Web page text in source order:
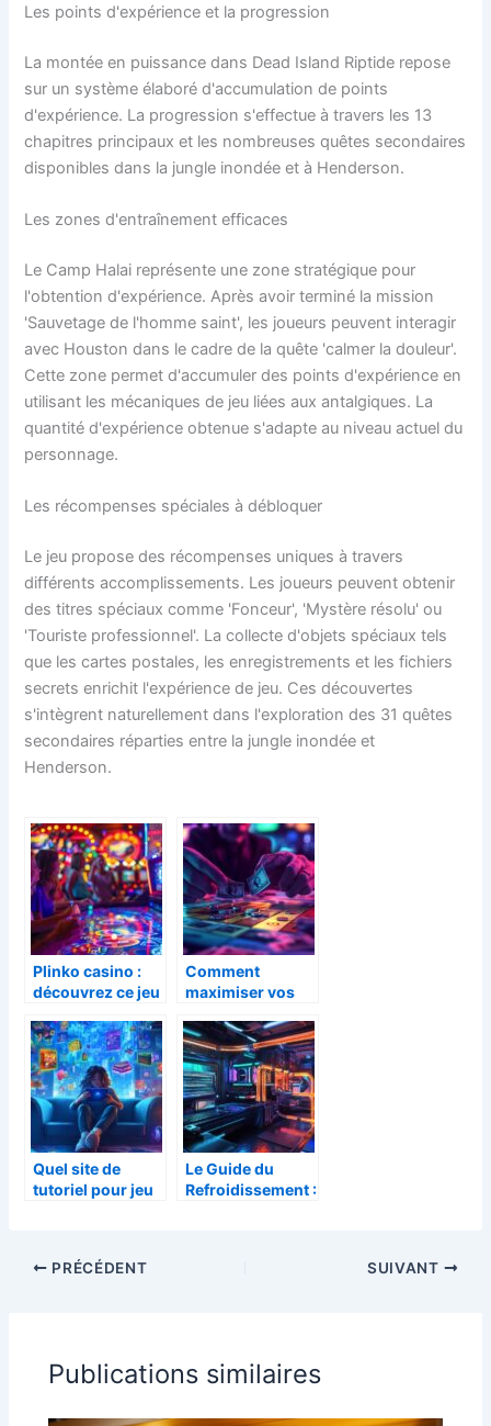
Les points d'expérience et la progression
La montée en puissance dans Dead Island Riptide repose
sur un système élaboré d'accumulation de points
d'expérience. La progression s'effectue à travers les 13
chapitres principaux et les nombreuses quêtes secondaires
disponibles dans la jungle inondée et à Henderson.
Les zones d'entraînement efficaces
Le Camp Halai représente une zone stratégique pour
l'obtention d'expérience. Après avoir terminé la mission
'Sauvetage de l'homme saint', les joueurs peuvent interagir
avec Houston dans le cadre de la quête 'calmer la douleur'.
Cette zone permet d'accumuler des points d'expérience en
utilisant les mécaniques de jeu liées aux antalgiques. La
quantité d'expérience obtenue s'adapte au niveau actuel du
personnage.
Les récompenses spéciales à débloquer
Le jeu propose des récompenses uniques à travers
différents accomplissements. Les joueurs peuvent obtenir
des titres spéciaux comme 'Fonceur', 'Mystère résolu' ou
'Touriste professionnel'. La collecte d'objets spéciaux tels
que les cartes postales, les enregistrements et les fichiers
secrets enrichit l'expérience de jeu. Ces découvertes
s'intègrent naturellement dans l'exploration des 31 quêtes
secondaires réparties entre la jungle inondée et
Henderson.
Plinko casino :
découvrez ce jeu
populaire aux
gains
intéressants
Comment
maximiser vos
Monopoly Live :
astuces et
stratégies
efficaces
Quel site de
tutoriel pour jeu
Le Guide du
Refroidissement :
PRÉCÉDENT SUIVANT
Publications similaires